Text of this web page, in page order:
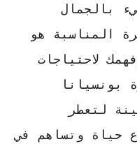
بالجمال
المناسبة هو
لاحتياجات
بونسيانا
لتعطر
حياة وتساهم في